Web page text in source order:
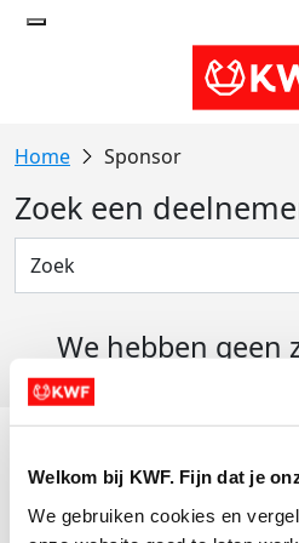
Welkom bij KWF. Fijn dat je
We gebruiken cookies en
Sponsor
Zoek een
We hebben geen
Actiematerialen
Evenementen